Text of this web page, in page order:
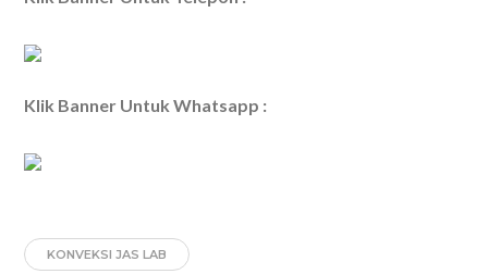
Klik Banner Untuk Whatsapp :
KONVEKSI JAS LAB